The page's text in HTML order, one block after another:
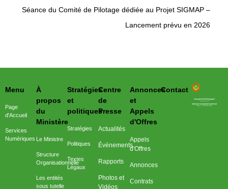
Séance du Comité de Pilotage dédiée au Projet SIGMAP –
Lancement prévu en 2026
وزارة التحول الرقمي وعصرنة الادارة
Contact
Annonces
et
Appels
d'Offres
Appels
d'Offres
Annonces
Contrats
Centre
de
Presse
Actualités
Événements
Rapports
Photos et
Vidéos
Stratégies
et
politiques
Stratégies
Politiques
Textes
Légaux
À
propos
du
Ministère
Le Ministre
Structure
Organisationnelle
Les entités
sous tutelle
Menu
Page
d'Accueil
Services
Numériques